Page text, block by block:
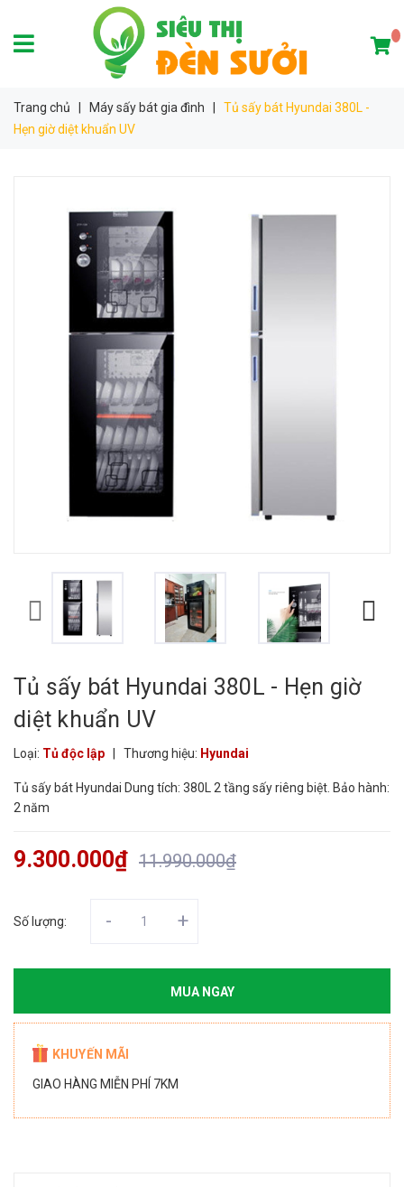
Trang chủ Máy sấy bát gia đình
Tủ sấy bát Hyundai 380L -
Hẹn giờ diệt khuẩn UV
Tủ sấy bát Hyundai 380L - Hẹn giờ
diệt khuẩn UV
Loại: Tủ độc lập Thương hiệu: Hyundai
Tủ sấy bát Hyundai Dung tích: 380L 2 tầng sấy riêng biệt. Bảo hành:
2 năm
9.300.000₫ 11.990.000₫
Số lượng: - +
MUA NGAY
KHUYẾN MÃI
GIAO HÀNG MIỄN PHÍ 7KM